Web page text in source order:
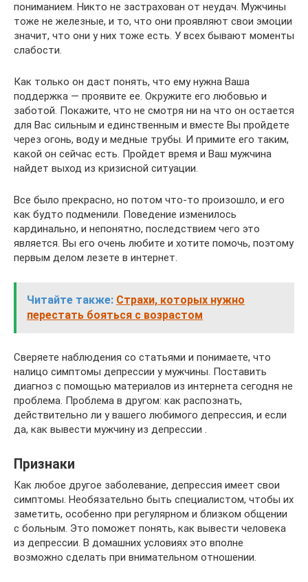
пониманием. Никто не застрахован от неудач. Мужчины
тоже не железные, и то, что они проявляют свои эмоции
значит, что они у них тоже есть. У всех бывают моменты
слабости.
Как только он даст понять, что ему нужна Ваша
поддержка — проявите ее. Окружите его любовью и
заботой. Покажите, что не смотря ни на что он остается
для Вас сильным и единственным и вместе Вы пройдете
через огонь, воду и медные трубы. И примите его таким,
какой он сейчас есть. Пройдет время и Ваш мужчина
найдет выход из кризисной ситуации.
Все было прекрасно, но потом что-то произошло, и его
как будто подменили. Поведение изменилось
кардинально, и непонятно, последствием чего это
является. Вы его очень любите и хотите помочь, поэтому
первым делом лезете в интернет.
Читайте также: Страхи, которых нужно
перестать бояться с возрастом
Сверяете наблюдения со статьями и понимаете, что
налицо симптомы депрессии у мужчины. Поставить
диагноз с помощью материалов из интернета сегодня не
проблема. Проблема в другом: как распознать,
действительно ли у вашего любимого депрессия, и если
да, как вывести мужчину из депрессии .
Признаки
Как любое другое заболевание, депрессия имеет свои
симптомы. Необязательно быть специалистом, чтобы их
заметить, особенно при регулярном и близком общении
с больным. Это поможет понять, как вывести человека
из депрессии. В домашних условиях это вполне
возможно сделать при внимательном отношении.